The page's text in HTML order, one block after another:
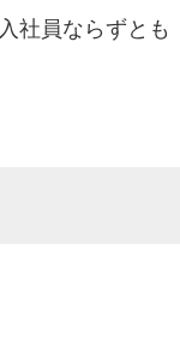
社員ならずと